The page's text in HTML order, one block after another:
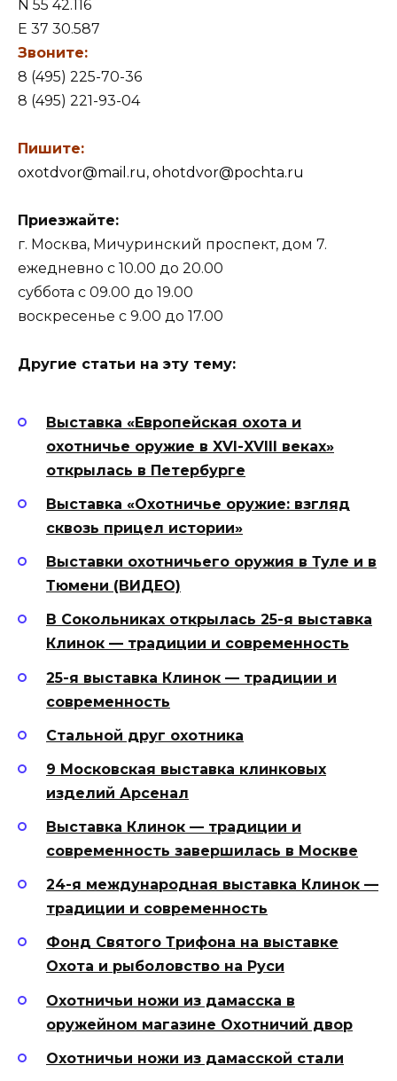
N 55 42.116
E 37 30.587
Звоните:
8 (495) 225-70-36
8 (495) 221-93-04
Пишите:
oxotdvor@mail.ru, ohotdvor@pochta.ru
Приезжайте:
г. Москва, Мичуринский проспект, дом 7.
ежедневно с 10.00 до 20.00
суббота с 09.00 до 19.00
воскресенье с 9.00 до 17.00
Другие статьи на эту тему:
Выставка «Европейская охота и
охотничье оружие в XVI-XVIII веках»
открылась в Петербурге
Выставка «Охотничье оружие: взгляд
сквозь прицел истории»
Выставки охотничьего оружия в Туле и в
Тюмени (ВИДЕО)
В Сокольниках открылась 25-я выставка
Клинок — традиции и современность
25-я выставка Клинок — традиции и
современность
Стальной друг охотника
9 Московская выставка клинковых
изделий Арсенал
Выставка Клинок — традиции и
современность завершилась в Москве
24-я международная выставка Клинок —
традиции и современность
Фонд Святого Трифона на выставке
Охота и рыболовство на Руси
Охотничьи ножи из дамасска в
оружейном магазине Охотничий двор
Охотничьи ножи из дамасской стали